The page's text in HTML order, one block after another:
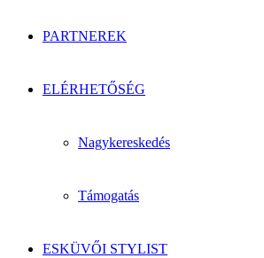
PARTNEREK
ELÉRHETŐSÉG
Nagykereskedés
Támogatás
ESKÜVŐI STYLIST